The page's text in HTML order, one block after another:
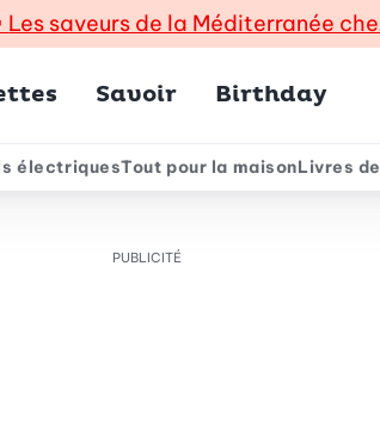
Les saveurs de la Méditerranée
Savoir Birthday
électriquesTout pour la maisonLivres
PUBLICITÉ